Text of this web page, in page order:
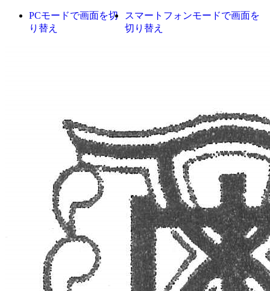
PCモードで画面を切
り替え
スマートフォンモードで画面を
切り替え